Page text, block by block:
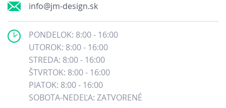
info@jm-design.sk
PONDELOK: 8:00 - 16:00
UTOROK: 8:00 - 16:00
STREDA: 8:00 - 16:00
ŠTVRTOK: 8:00 - 16:00
PIATOK: 8:00 - 16:00
SOBOTA-NEDEĽA: ZATVORENÉ